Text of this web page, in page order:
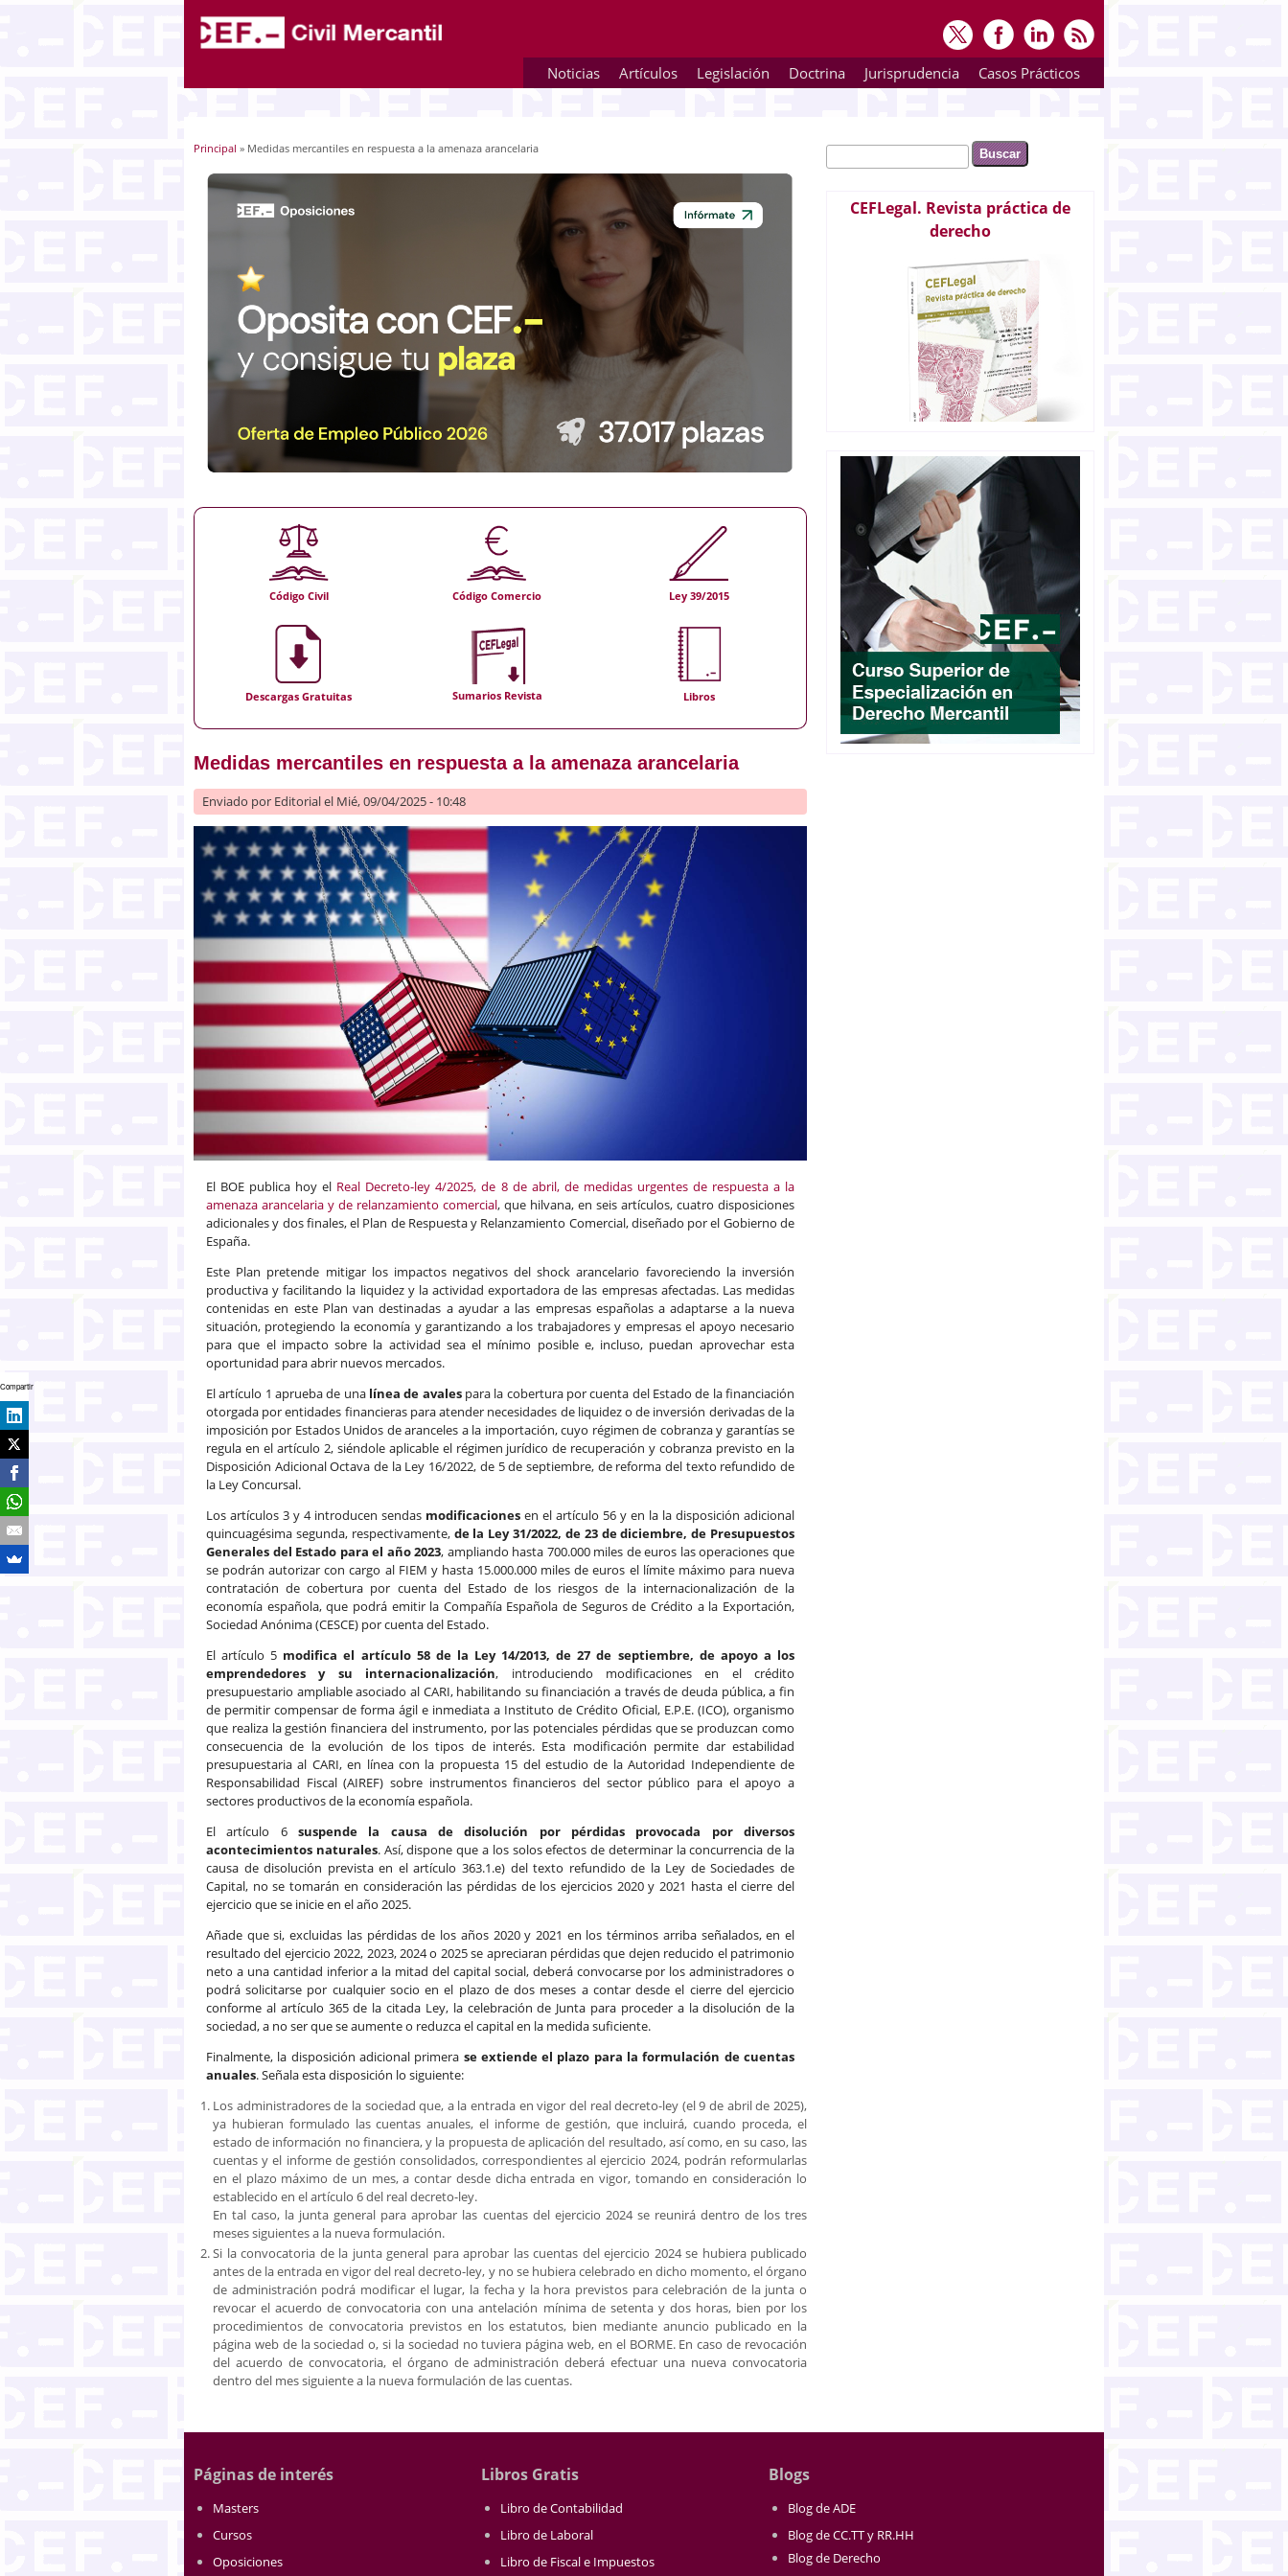
Noticias Artículos Legislación Doctrina Jurisprudencia Casos Prácticos
Usted está aquí
Principal » Medidas mercantiles en respuesta a la amenaza arancelaria
Código Civil Código Comercio Ley 39/2015
Descargas Gratuitas Sumarios Revista Libros
Medidas mercantiles en respuesta a la amenaza arancelaria
Enviado por Editorialel Mié, 09/04/2025 - 10:48
El BOE publica hoy el Real Decreto-ley 4/2025, de 8 de abril, de medidas urgentes de respuesta a la
amenaza arancelaria y de relanzamiento comercial, que hilvana, en seis artículos, cuatro disposiciones
adicionales y dos finales, el Plan de Respuesta y Relanzamiento Comercial, diseñado por el Gobierno de
España.
Este Plan pretende mitigar los impactos negativos del shock arancelario favoreciendo la inversión
productiva y facilitando la liquidez y la actividad exportadora de las empresas afectadas. Las medidas
contenidas en este Plan van destinadas a ayudar a las empresas españolas a adaptarse a la nueva
situación, protegiendo la economía y garantizando a los trabajadores y empresas el apoyo necesario
para que el impacto sobre la actividad sea el mínimo posible e, incluso, puedan aprovechar esta
oportunidad para abrir nuevos mercados.
El artículo 1 aprueba de una línea de avalespara la cobertura por cuenta del Estado de la financiación
otorgada por entidades financieras para atender necesidades de liquidez o de inversión derivadas de la
imposición por Estados Unidos de aranceles a la importación, cuyo régimen de cobranza y garantías se
regula en el artículo 2, siéndole aplicable el régimen jurídico de recuperación y cobranza previsto en la
Disposición Adicional Octava de la Ley 16/2022, de 5 de septiembre, de reforma del texto refundido de
la Ley Concursal.
Los artículos 3 y 4 introducen sendas modificaciones en el artículo 56 y en la la disposición adicional
quincuagésima segunda, respectivamente, de la Ley 31/2022, de 23 de diciembre, de Presupuestos
Generales del Estado para el año 2023, ampliando hasta 700.000 miles de euros las operaciones que
se podrán autorizar con cargo al FIEM y hasta 15.000.000 miles de euros el límite máximo para nueva
contratación de cobertura por cuenta del Estado de los riesgos de la internacionalización de la
economía española, que podrá emitir la Compañía Española de Seguros de Crédito a la Exportación,
Sociedad Anónima (CESCE) por cuenta del Estado.
El artículo 5 modifica el artículo 58 de la Ley 14/2013, de 27 de septiembre, de apoyo a los
emprendedores y su internacionalización, introduciendo modificaciones en el crédito
presupuestario ampliable asociado al CARI, habilitando su financiación a través de deuda pública, a fin
de permitir compensar de forma ágil e inmediata a Instituto de Crédito Oficial, E.P.E. (ICO), organismo
que realiza la gestión financiera del instrumento, por las potenciales pérdidas que se produzcan como
consecuencia de la evolución de los tipos de interés. Esta modificación permite dar estabilidad
presupuestaria al CARI, en línea con la propuesta 15 del estudio de la Autoridad Independiente de
Responsabilidad Fiscal (AIREF) sobre instrumentos financieros del sector público para el apoyo a
sectores productivos de la economía española.
El artículo 6 suspende la causa de disolución por pérdidas provocada por diversos
acontecimientos naturales. Así, dispone que a los solos efectos de determinar la concurrencia de la
causa de disolución prevista en el artículo 363.1.e) del texto refundido de la Ley de Sociedades de
Capital, no se tomarán en consideración las pérdidas de los ejercicios 2020 y 2021 hasta el cierre del
ejercicio que se inicie en el año 2025.
Añade que si, excluidas las pérdidas de los años 2020 y 2021 en los términos arriba señalados, en el
resultado del ejercicio 2022, 2023, 2024 o 2025 se apreciaran pérdidas que dejen reducido el patrimonio
neto a una cantidad inferior a la mitad del capital social, deberá convocarse por los administradores o
podrá solicitarse por cualquier socio en el plazo de dos meses a contar desde el cierre del ejercicio
conforme al artículo 365 de la citada Ley, la celebración de Junta para proceder a la disolución de la
sociedad, a no ser que se aumente o reduzca el capital en la medida suficiente.
Finalmente, la disposición adicional primera se extiende el plazo para la formulación de cuentas
anuales. Señala esta disposición lo siguiente:
Los administradores de la sociedad que, a la entrada en vigor del real decreto-ley (el 9 de abril de 2025),
ya hubieran formulado las cuentas anuales, el informe de gestión, que incluirá, cuando proceda, el
estado de información no financiera, y la propuesta de aplicación del resultado, así como, en su caso, las
cuentas y el informe de gestión consolidados, correspondientes al ejercicio 2024, podrán reformularlas
en el plazo máximo de un mes, a contar desde dicha entrada en vigor, tomando en consideración lo
establecido en el artículo 6 del real decreto-ley.
En tal caso, la junta general para aprobar las cuentas del ejercicio 2024 se reunirá dentro de los tres
meses siguientes a la nueva formulación.
Si la convocatoria de la junta general para aprobar las cuentas del ejercicio 2024 se hubiera publicado
antes de la entrada en vigor del real decreto-ley, y no se hubiera celebrado en dicho momento, el órgano
de administración podrá modificar el lugar, la fecha y la hora previstos para celebración de la junta o
revocar el acuerdo de convocatoria con una antelación mínima de setenta y dos horas, bien por los
procedimientos de convocatoria previstos en los estatutos, bien mediante anuncio publicado en la
página web de la sociedad o, si la sociedad no tuviera página web, en el BORME. En caso de revocación
del acuerdo de convocatoria, el órgano de administración deberá efectuar una nueva convocatoria
dentro del mes siguiente a la nueva formulación de las cuentas.
Formulario de búsqueda
Buscar
CEFLegal. Revista práctica de
derecho
Páginas de interés
Masters
Cursos
Oposiciones
Libros Gratis
Libro de Contabilidad
Libro de Laboral
Libro de Fiscal e Impuestos
Blogs
Blog de ADE
Blog de CC.TT y RR.HH
Blog de Derecho
Compartir